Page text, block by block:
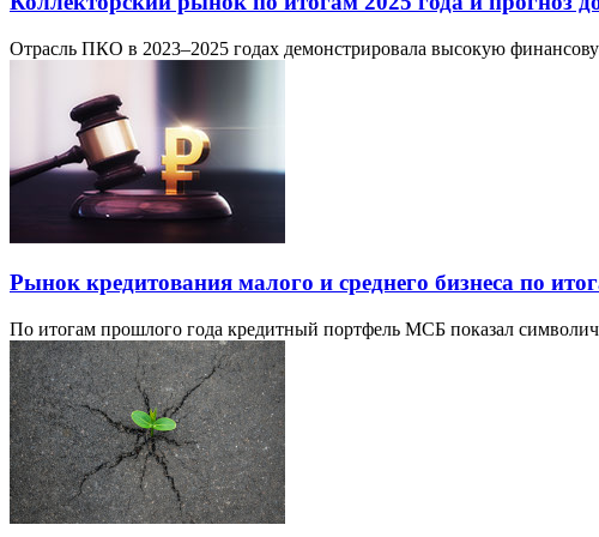
Отрасль ПКО в 2023–2025 годах демонстрировала высокую
Рынок кредитования малого и среднего бизнеса по
По итогам прошлого года кредитный портфель МСБ показал